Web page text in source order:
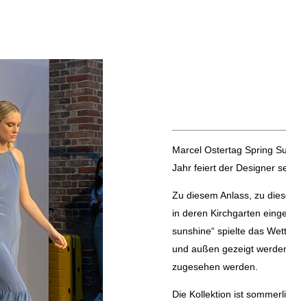
Marcel Ostertag Spring
Jahr feiert der Designer
Zu diesem Anlass, zu
in deren Kirchgarten
sunshine“ spielte das
und außen gezeigt
zugesehen werden.
Die Kollektion ist